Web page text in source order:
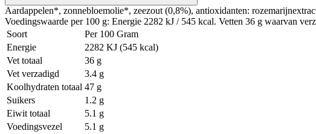
Aardappelen*, zonnebloemolie*, zeezout (0,8%), antioxidanten:
Voedingswaarde per 100 g: Energie 2282 kJ / 545 kcal. Vetten 36 g waarvan
Soort
Per 100 Gram
Energie
2282 KJ (545 kcal)
Vet totaal
36 g
Vet verzadigd
3.4 g
Koolhydraten totaal 47 g
Suikers
1.2 g
Eiwit totaal
5.1 g
Voedingsvezel
5.1 g